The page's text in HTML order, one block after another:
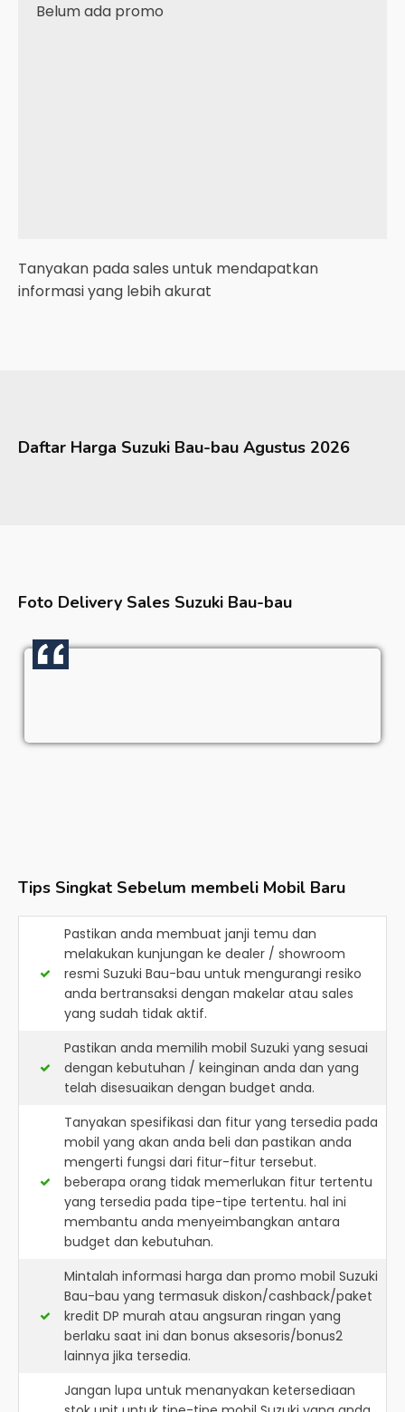
Belum ada promo
Tanyakan pada sales untuk mendapatkan
informasi yang lebih akurat
Daftar Harga Suzuki Bau-bau Agustus 2026
Foto Delivery Sales Suzuki Bau-bau
Tips Singkat Sebelum membeli Mobil Baru
Pastikan anda membuat janji temu dan
melakukan kunjungan ke dealer / showroom
resmi Suzuki Bau-bau untuk mengurangi resiko
anda bertransaksi dengan makelar atau sales
yang sudah tidak aktif.
Pastikan anda memilih mobil Suzuki yang sesuai
dengan kebutuhan / keinginan anda dan yang
telah disesuaikan dengan budget anda.
Tanyakan spesifikasi dan fitur yang tersedia pada
mobil yang akan anda beli dan pastikan anda
mengerti fungsi dari fitur-fitur tersebut.
beberapa orang tidak memerlukan fitur tertentu
yang tersedia pada tipe-tipe tertentu. hal ini
membantu anda menyeimbangkan antara
budget dan kebutuhan.
Mintalah informasi harga dan promo mobil Suzuki
Bau-bau yang termasuk diskon/cashback/paket
kredit DP murah atau angsuran ringan yang
berlaku saat ini dan bonus aksesoris/bonus2
lainnya jika tersedia.
Jangan lupa untuk menanyakan ketersediaan